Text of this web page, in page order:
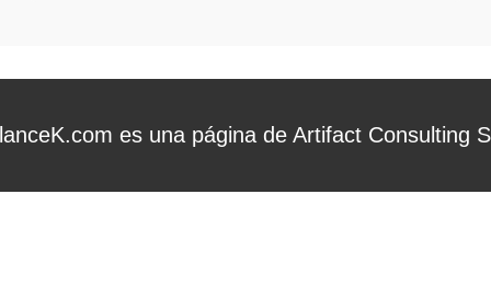
es una página de Artifact Consulting